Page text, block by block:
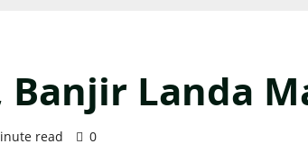
Banjir Landa
read 0